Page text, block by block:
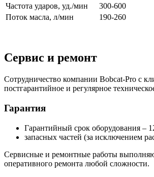
Частота ударов, уд./мин
300-600
Поток масла, л/мин
190-260
Сервис и ремонт
Сотрудничество компании Bobcat-Pro с
постгарантийное и регулярное
Гарантия
Гарантийный срок оборудования –
запасных частей (за исключением
Сервисные и ремонтные работы
оперативного ремонта любой сложности.